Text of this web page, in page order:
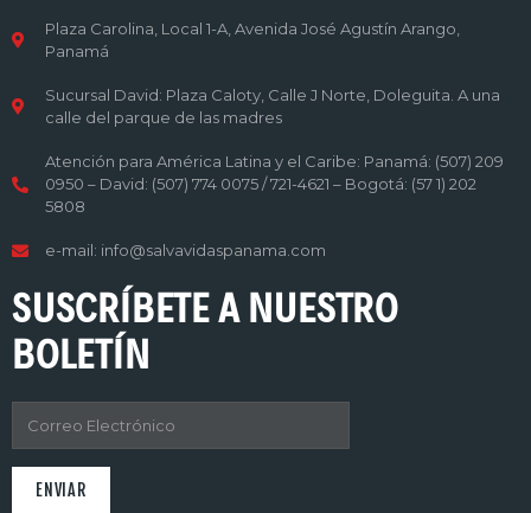
Plaza Carolina, Local 1-A, Avenida José Agustín Arango,
Panamá
Sucursal David: Plaza Caloty, Calle J Norte, Doleguita. A una
calle del parque de las madres
Atención para América Latina y el Caribe: Panamá: (507) 209
0950 – David: (507) 774 0075 / 721-4621 – Bogotá: (57 1) 202
5808
e-mail: info@salvavidaspanama.com
SUSCRÍBETE A NUESTRO
BOLETÍN